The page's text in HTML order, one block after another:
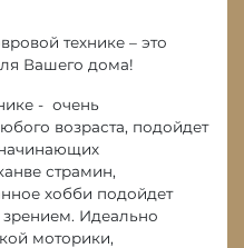
технике – это
Вашего дома!
- очень
возраста, подойдет
страмин,
хобби подойдет
Идеально
моторики,